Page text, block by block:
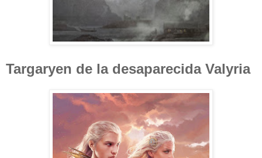
Targaryen de la desaparecida Valyria